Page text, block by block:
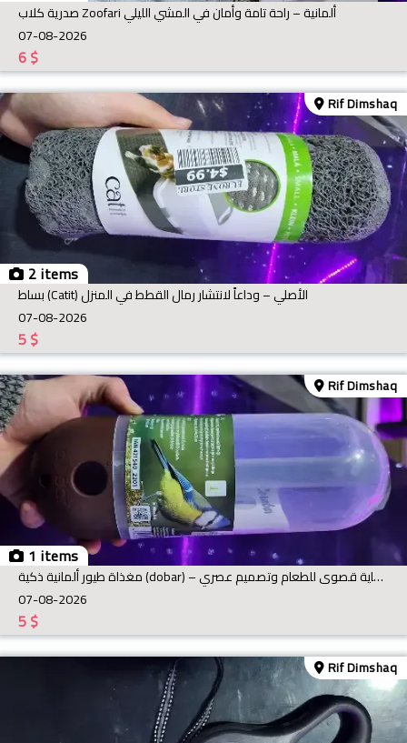
صدرية كلاب Zoofari ألمانية – راحة تامة وأمان في المشي الليلي
07-08-2026
$
6
2 items
Rif Dimshaq
بساط (Catit) الأصلي – وداعاً لانتشار رمال القطط في المنزل
07-08-2026
$
5
1 items
Rif Dimshaq
مغذاة طيور ألمانية ذكية (dobar) – حماية قصوى للطعام وتصميم عصري
07-08-2026
$
5
Rif Dimshaq